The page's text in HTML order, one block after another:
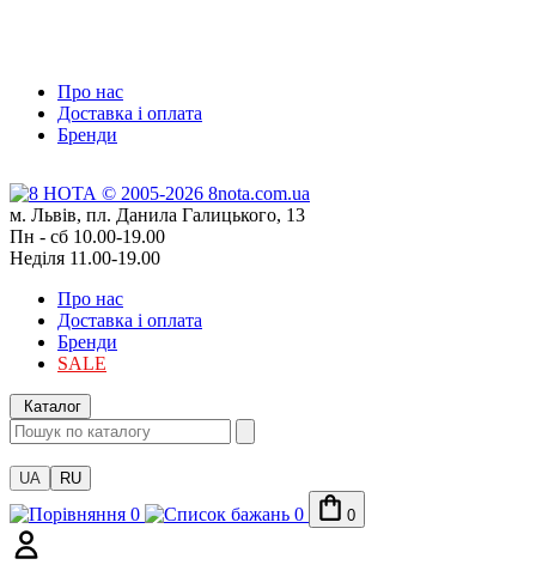
Про нас
Доставка і оплата
Бренди
м. Львів, пл. Данила Галицького, 13
Пн - сб 10.00-19.00
Неділя 11.00-19.00
Про нас
Доставка і оплата
Бренди
SALE
Каталог
UA RU
0 0 0